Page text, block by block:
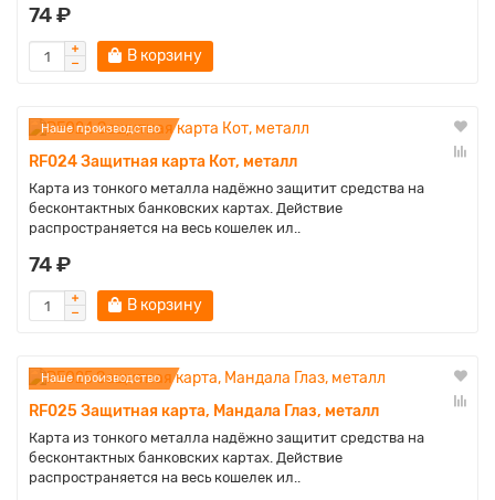
74 ₽
В корзину
Наше производство
RF024 Защитная карта Кот, металл
Карта из тонкого металла надёжно защитит средства на
бесконтактных банковских картах. Действие
распространяется на весь кошелек ил..
74 ₽
В корзину
Наше производство
RF025 Защитная карта, Мандала Глаз, металл
Карта из тонкого металла надёжно защитит средства на
бесконтактных банковских картах. Действие
распространяется на весь кошелек ил..